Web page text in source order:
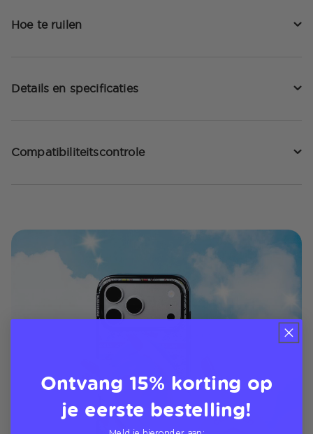
Hoe te ruilen
Details en specificaties
Compatibiliteitscontrole
Ontvang 15% korting op
je eerste bestelling!